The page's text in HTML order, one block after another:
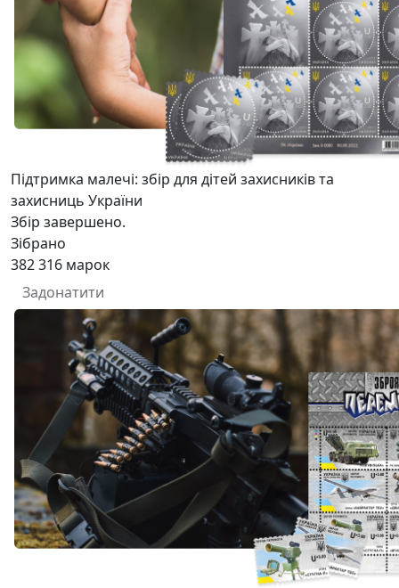
Підтримка малечі: збір для дітей захисників та
захисниць України
Збір завершено.
Зібрано
382 316 марок
Задонатити